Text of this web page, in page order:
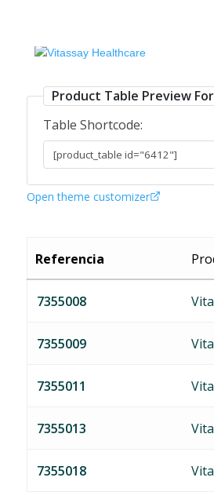
RT_FECAL_Virus
Product Table Preview
Table Shortcode:
Open theme customizer
Referencia
7355008
7355009
7355011
7355013
7355018